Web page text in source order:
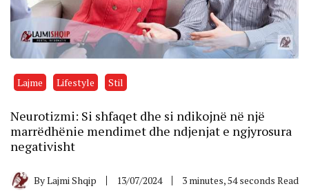
Lajme Lifestyle Stil
Neurotizmi: Si shfaqet dhe si ndikojnë në një
marrëdhënie mendimet dhe ndjenjat e ngjyrosura
negativisht
ByLajmi Shqip 13/07/2024 3 minutes, 54 seconds Read